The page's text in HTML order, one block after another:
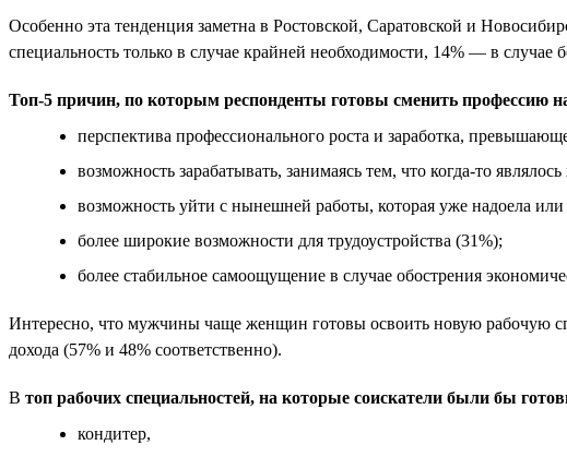
Особенно эта тенденция заметна в Ростовской, Саратовской и
специальность только в случае крайней необходимости, 14% — в случае
Топ-5 причин, по которым респонденты готовы сменить профессию
перспектива профессионального роста и заработка,
возможность зарабатывать, занимаясь тем, что когда-то
возможность уйти с нынешней работы, которая уже надоела или
более широкие возможности для трудоустройства (31%);
более стабильное самоощущение в случае обострения
Интересно, что мужчины чаще женщин готовы освоить новую рабочую
дохода (57% и 48% соответственно).
В топ рабочих специальностей, на которые соискатели были бы
кондитер,